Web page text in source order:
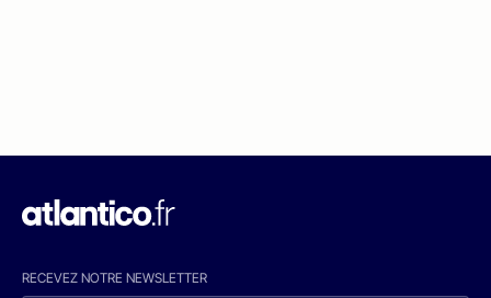
RECEVEZ NOTRE NEWSLETTER